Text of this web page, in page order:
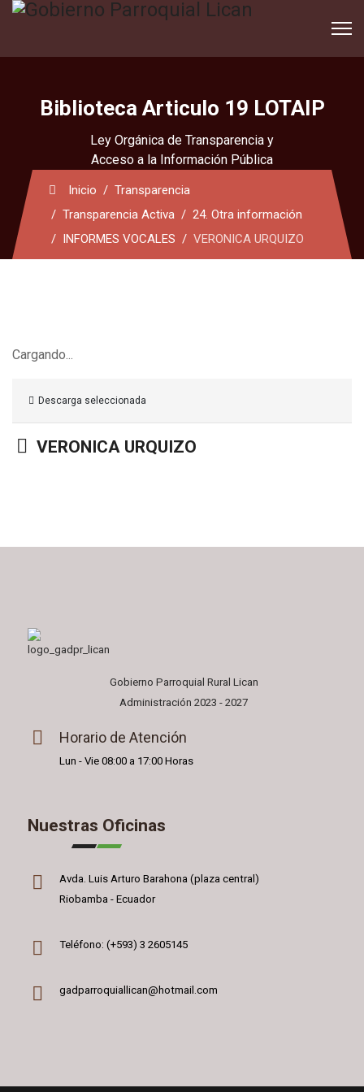
Biblioteca Articulo 19 LOTAIP
Ley Orgánica de Transparencia y
Acceso a la Información Pública
Inicio
Transparencia
Transparencia Activa
24. Otra información
INFORMES VOCALES
VERONICA URQUIZO
Cargando...
Descarga seleccionada
Carpeta
VERONICA URQUIZO
Gobierno Parroquial Rural Lican
Administración 2023 - 2027
Horario de Atención
Lun - Vie 08:00 a 17:00 Horas
Nuestras Oficinas
Avda. Luis Arturo Barahona (plaza central)
Riobamba - Ecuador
Teléfono: (+593) 3 2605145
gadparroquiallican@hotmail.com